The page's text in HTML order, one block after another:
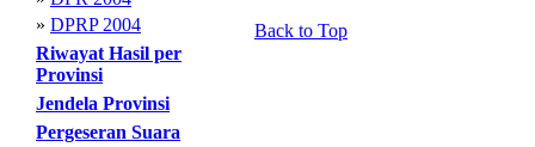
» DPRP 2004
Riwayat Hasil per
Provinsi
Jendela Provinsi
Pergeseran Suara
Back to Top